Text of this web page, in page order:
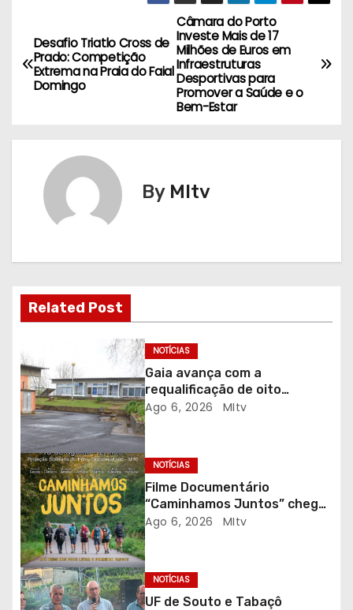
N
a
v
ã
o
d
e
a
r
t
i
g
o
s
Câmara do Porto
Investe Mais de 17
Milhões de Euros em
Infraestruturas
Desportivas para
Promover a Saúde e o
Bem-Estar
Desafio Triatlo Cross de
Prado: Competição
Extrema na Praia do Faial
Domingo
By MItv
Related Post
NOTÍCIAS
Gaia avança com a
requalificação de oito
escolas prioritárias
Ago 6, 2026 MItv
NOTÍCIAS
Filme Documentário
“Caminhamos Juntos” chega
ao Auditório do C.E.R. Vagos
Ago 6, 2026 MItv
NOTÍCIAS
UF de Souto e Tabaçô